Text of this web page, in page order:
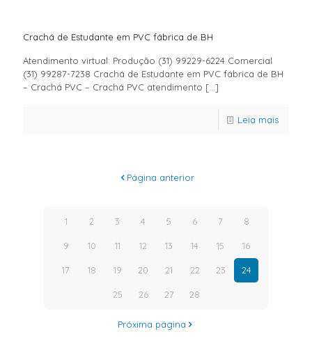
Crachá de Estudante em PVC fábrica de BH
Atendimento virtual: Produção (31) 99229-6224 Comercial
(31) 99287-7238 Crachá de Estudante em PVC fábrica de BH
– Crachá PVC – Crachá PVC atendimento […]
Leia mais
Página anterior
1 2 3 4 5 6 7 8
9 10 11 12 13 14 15 16
17 18 19 20 21 22 23 24
25 26 27 28
Próxima página